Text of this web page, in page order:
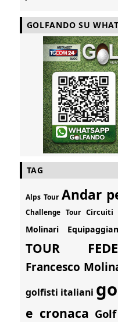
GOLFANDO SU
TAG
Alps Tour Andar
Challenge Tour
Molinari
TOUR
Francesco
golfisti italiani
e cronaca